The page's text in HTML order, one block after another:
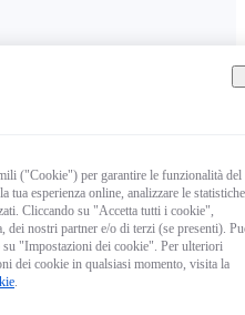
("Cookie") per garantire le funzionalità del
esperienza online, analizzare le
Cliccando su "Accetta tutti i cookie",
dei nostri partner e/o di terzi (se presenti).
"Impostazioni dei cookie". Per ulteriori
dei cookie in qualsiasi momento, visita la
.